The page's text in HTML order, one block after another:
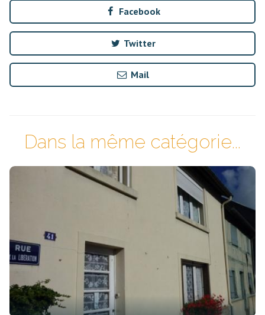
Facebook
Twitter
Mail
Dans la même catégorie...